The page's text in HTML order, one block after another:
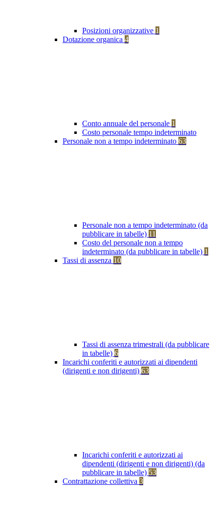
Posizioni organizzative 1
Dotazione organica 4
Conto annuale del personale 1
Costo personale tempo indeterminato
Personale non a tempo indeterminato 63
Personale non a tempo indeterminato (da
pubblicare in tabelle) 11
Costo del personale non a tempo
indeterminato (da pubblicare in tabelle) 1
Tassi di assenza 10
Tassi di assenza trimestrali (da pubblicare
in tabelle) 6
Incarichi conferiti e autorizzati ai dipendenti
(dirigenti e non dirigenti) 63
Incarichi conferiti e autorizzati ai
dipendenti (dirigenti e non dirigenti) (da
pubblicare in tabelle) 53
Contrattazione collettiva 3